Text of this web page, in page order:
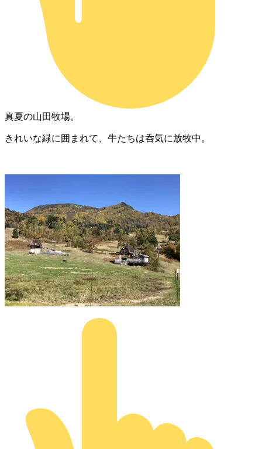
真夏の山田牧場。
きれいな緑に囲まれて、牛たちは呑気に放牧中。